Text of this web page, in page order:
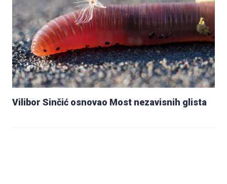
Vilibor Sinčić osnovao Most nezavisnih glista